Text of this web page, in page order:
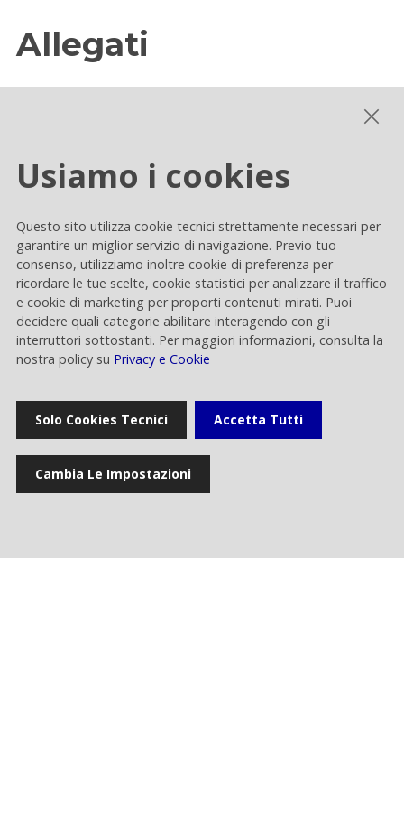
Allegati
Home
Comunicati stampa
News
Usiamo i cookies
Questo sito utilizza cookie tecnici strettamente necessari per
garantire un miglior servizio di navigazione. Previo tuo
consenso, utilizziamo inoltre cookie di preferenza per
ricordare le tue scelte, cookie statistici per analizzare il traffico
e cookie di marketing per proporti contenuti mirati. Puoi
decidere quali categorie abilitare interagendo con gli
interruttori sottostanti. Per maggiori informazioni, consulta la
nostra policy su Privacy e Cookie
Solo Cookies Tecnici Accetta Tutti
Cambia Le Impostazioni